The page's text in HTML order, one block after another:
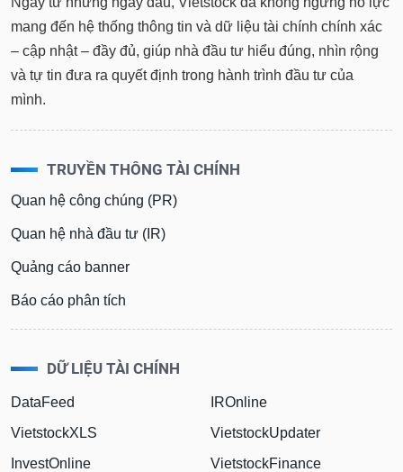
mang đến hệ thống thông tin và dữ liệu tài chính chính xác
– cập nhật – đầy đủ, giúp nhà đầu tư hiểu đúng, nhìn rộng
và tự tin đưa ra quyết định trong hành trình đầu tư của
mình.
TRUYỀN THÔNG TÀI CHÍNH
Quan hệ công chúng (PR)
Quan hệ nhà đầu tư (IR)
Quảng cáo banner
Báo cáo phân tích
DỮ LIỆU TÀI CHÍNH
DataFeed
VietstockXLS
InvestOnline
IROnline
VietstockUpdater
VietstockFinance